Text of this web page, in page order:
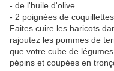
- de l'huile d'olive
- 2 poignées de coquillettes
Faites cuire les haricots
rajoutez les pommes de
que votre cube de
pépins et coupées en